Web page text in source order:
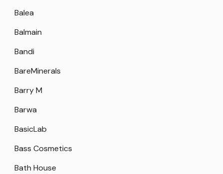
Balea
Balmain
Bandi
BareMinerals
Barry M
Barwa
BasicLab
Bass Cosmetics
Bath House